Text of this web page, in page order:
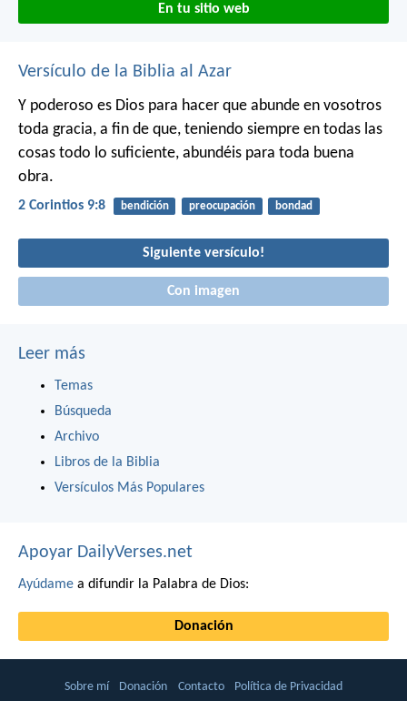
En tu sitio web
Versículo de la Biblia al Azar
Y poderoso es Dios para hacer que abunde en vosotros
toda gracia, a fin de que, teniendo siempre en todas las
cosas todo lo suficiente, abundéis para toda buena
obra.
2 Corintios 9:8 bendición preocupación bondad
Siguiente versículo!
Con imagen
Leer más
Temas
Búsqueda
Archivo
Libros de la Biblia
Versículos Más Populares
Apoyar DailyVerses.net
Ayúdame a difundir la Palabra de Dios:
Donación
Sobre mí Donación Contacto Política de Privacidad